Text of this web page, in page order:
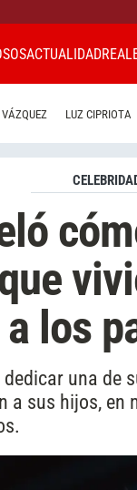
ACTUALIDAD
LUZ CIPRIOTA
los
una de
a sus hijos,